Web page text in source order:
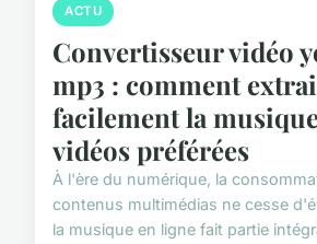
ACTU
Convertisseur vidéo
mp3 : comment
facilement la
vidéos préférées
À l'ère du numérique, la
contenus multimédias ne cesse
la musique en ligne fait partie